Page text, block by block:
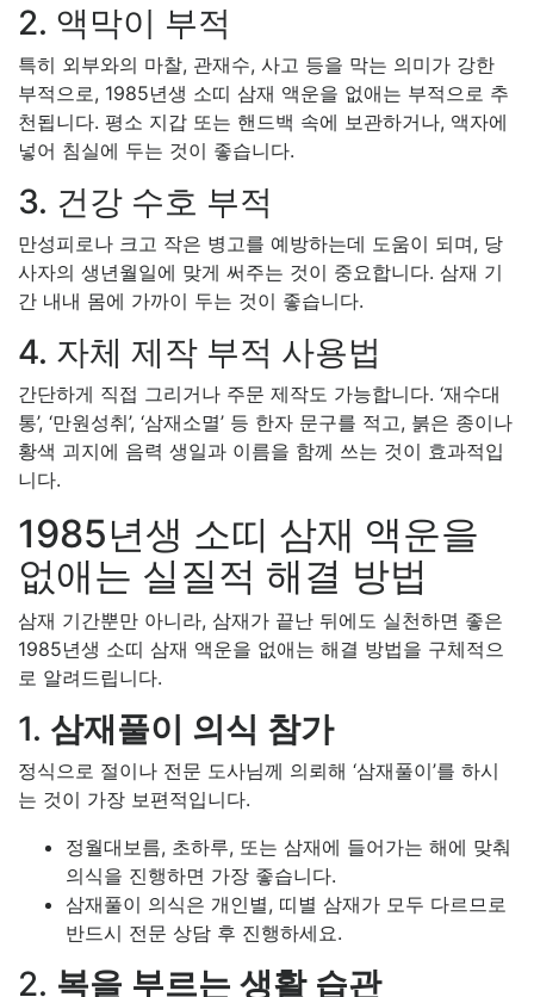
2. 액막이 부적
특히 외부와의 마찰, 관재수, 사고 등을 막는 의미가 강한
부적으로, 1985년생 소띠 삼재 액운을 없애는 부적으로 추
천됩니다. 평소 지갑 또는 핸드백 속에 보관하거나, 액자에
넣어 침실에 두는 것이 좋습니다.
3. 건강 수호 부적
만성피로나 크고 작은 병고를 예방하는데 도움이 되며, 당
사자의 생년월일에 맞게 써주는 것이 중요합니다. 삼재 기
간 내내 몸에 가까이 두는 것이 좋습니다.
4. 자체 제작 부적 사용법
간단하게 직접 그리거나 주문 제작도 가능합니다. ‘재수대
통’, ‘만원성취’, ‘삼재소멸’ 등 한자 문구를 적고, 붉은 종이나
황색 괴지에 음력 생일과 이름을 함께 쓰는 것이 효과적입
니다.
1985년생 소띠 삼재 액운을
없애는 실질적 해결 방법
삼재 기간뿐만 아니라, 삼재가 끝난 뒤에도 실천하면 좋은
1985년생 소띠 삼재 액운을 없애는 해결 방법을 구체적으
로 알려드립니다.
1. 삼재풀이 의식 참가
정식으로 절이나 전문 도사님께 의뢰해 ‘삼재풀이’를 하시
는 것이 가장 보편적입니다.
정월대보름, 초하루, 또는 삼재에 들어가는 해에 맞춰
의식을 진행하면 가장 좋습니다.
삼재풀이 의식은 개인별, 띠별 삼재가 모두 다르므로
반드시 전문 상담 후 진행하세요.
2. 복을 부르는 생활 습관